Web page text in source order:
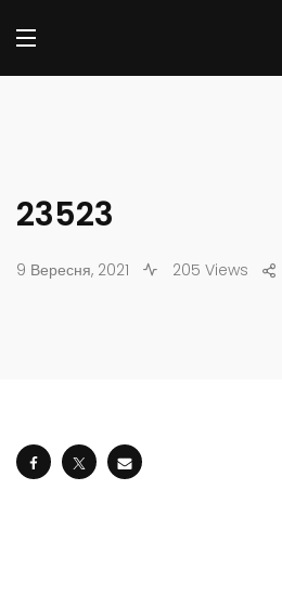
23523
9 Вересня, 2021 205 Views